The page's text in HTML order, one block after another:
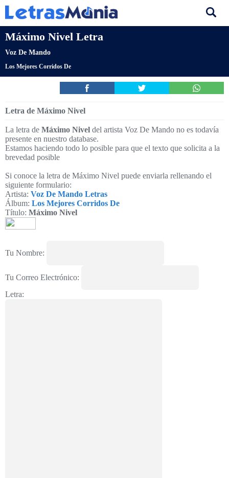
Máximo Nivel Letra
Voz De Mando
Los Mejores Corridos De
Letra de Máximo Nivel
La letra de Máximo Nivel del artista Voz De Mando no es todavía
presente en nuestro database.
Estamos haciendo todo lo posible para que el texto que solicita a la
brevedad posible
Si conoce la letra de Máximo Nivel puede enviarla rellenando el
siguiente formulario:
Artista: Voz De Mando Letras
Álbum: Los Mejores Corridos De
Título: Máximo Nivel
Tu Nombre:
Tu Correo Electrónico:
Letra: